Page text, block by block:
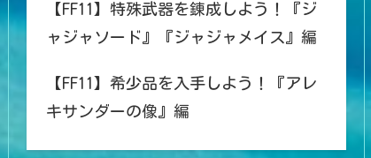
【FF11】特殊武器を錬成しよう！『ジ
ャジャソード』『ジャジャメイス』編
【FF11】希少品を入手しよう！『アレ
キサンダーの像』編